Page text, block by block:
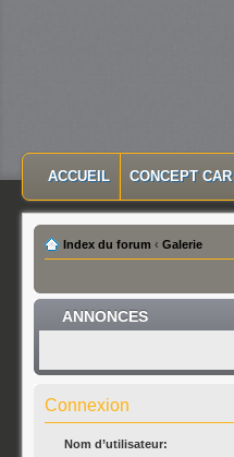
MENU PRINCIPAL
ACCUEIL CONCEPT CAR
Index du forum ‹ Galerie
ANNONCES
Connexion
Nom d’utilisateur: